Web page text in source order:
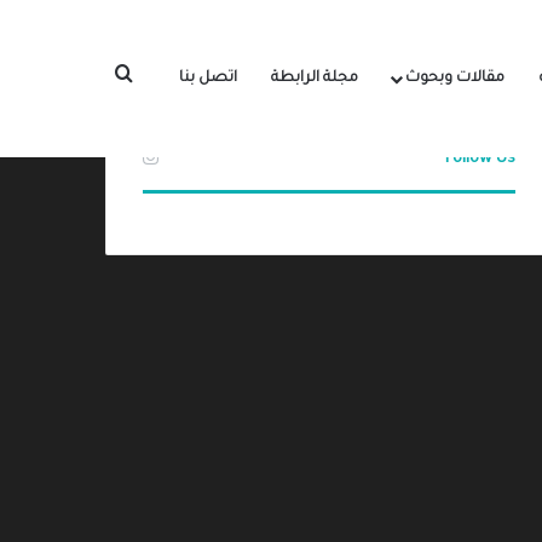
مقالات وبحوث مجلة الرابطة اتصل بنا بحث عن
Follow Us